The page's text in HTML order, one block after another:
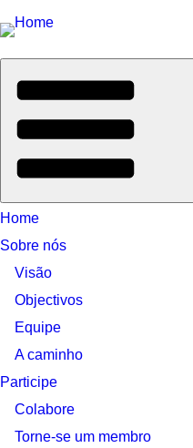
Home
Sobre nós
Visão
Objectivos
Equipe
A caminho
Participe
Colabore
Torne-se um membro